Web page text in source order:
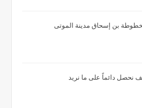
بن إسحاق مدينة الموتى
نحصل دائماً على ما نريد